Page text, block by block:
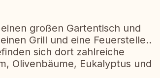
großen Gartentisch und
Grill und eine Feuerstelle..
sich dort zahlreiche
Olivenbäume, Eukalyptus und